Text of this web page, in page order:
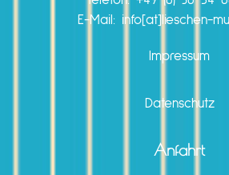
E-Mail: info[at]lieschen-
Impressum
Datenschutz
Anfahrt